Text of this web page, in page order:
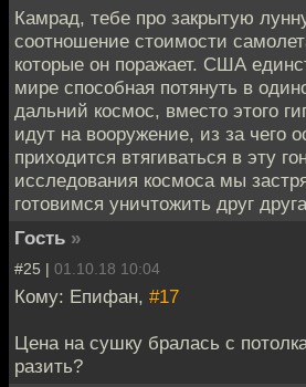
Камрад, тебе про закрытую
соотношение стоимости
которые он поражает. США
мире способная потянуть в
дальний космос, вместо этого
идут на вооружение, из за чего
приходится втягиваться в эту
исследования космоса мы
готовимся уничтожить друг
Гость »
#25 | 01.10.18 10:04
Кому: Епифан, #17
Цена на сушку бралась с
разить?